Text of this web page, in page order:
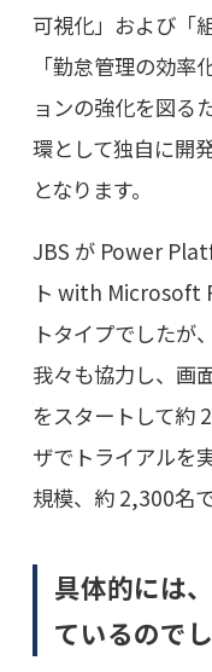
可視化」および「
「勤怠管理の効
ョンの強化を図る
環として独自に開
となります。
JBS が Power
ト with Microsoft
トタイプでしたが
我々も協力し、画
をスタートして約
ザでトライアルを
規模、約 2,300名
具体的には
ているので